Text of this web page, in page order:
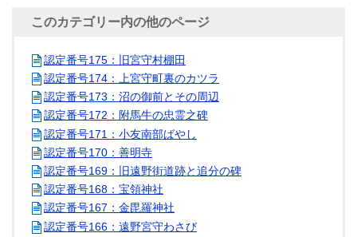
このカテゴリー内の他のページ
認定番号175：旧宮守村棚田
認定番号174：上宮守町裏のカツラ
認定番号173：沼の御前とその周辺
認定番号172：附馬牛の忠霊之碑
認定番号171：小友南部ばやし
認定番号170：善明寺
認定番号169：旧遠野街道跡と追分の碑
認定番号168：宝領神社
認定番号167：金毘羅神社
認定番号166：遠野宮守わさび